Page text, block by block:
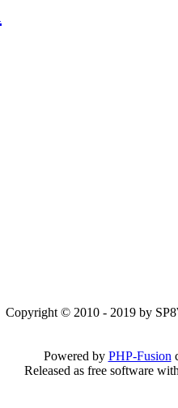
Copyright © 2010 - 2019 by
Powered by PHP-Fusion
Released as free software